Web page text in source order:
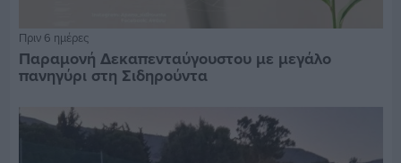
Πριν 6 ημέρες
Παραμονή Δεκαπενταύγουστου με μεγάλο
πανηγύρι στη Σιδηρούντα